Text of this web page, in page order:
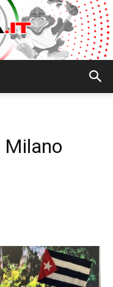
Milano